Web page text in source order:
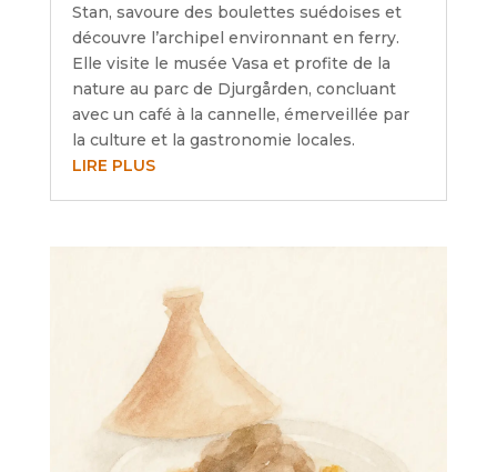
Stan, savoure des boulettes suédoises et
découvre l’archipel environnant en ferry.
Elle visite le musée Vasa et profite de la
nature au parc de Djurgården, concluant
avec un café à la cannelle, émerveillée par
la culture et la gastronomie locales.
LIRE PLUS